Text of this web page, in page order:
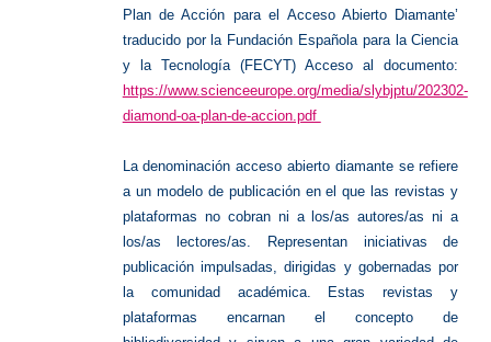
Plan de Acción para el Acceso Abierto Diamante’
traducido por la Fundación Española para la Ciencia
y la Tecnología (FECYT) Acceso al documento:
https://www.scienceeurope.org/media/slybjptu/202302-
diamond-oa-plan-de-accion.pdf
La denominación acceso abierto diamante se refiere
a un modelo de publicación en el que las revistas y
plataformas no cobran ni a los/as autores/as ni a
los/as lectores/as. Representan iniciativas de
publicación impulsadas, dirigidas y gobernadas por
la comunidad académica. Estas revistas y
plataformas encarnan el concepto de